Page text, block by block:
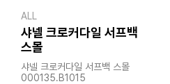
ALL
샤넬 크로커다일 서프백
스몰
샤넬 크로커다일 서프백 스몰
000135.B1015